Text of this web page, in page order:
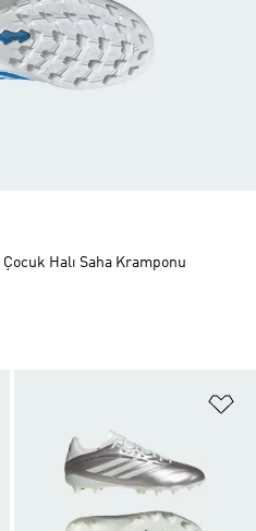
Halı Saha Kramponu